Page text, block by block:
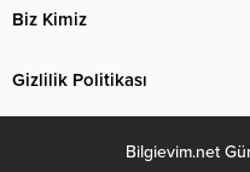
Biz Kimiz
Gizlilik Politikası
Bilgievim.net